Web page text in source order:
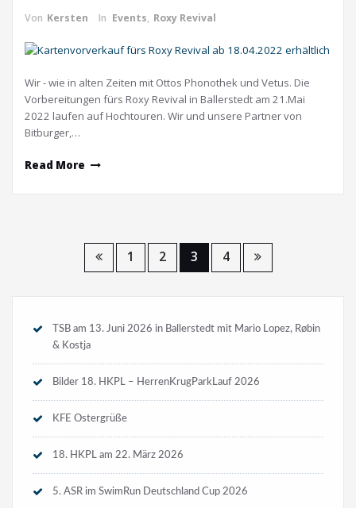
Von Kersten In Events, Roxy Revival
Wir - wie in alten Zeiten mit Ottos Phonothek und Vetus. Die
Vorbereitungen fürs Roxy Revival in Ballerstedt am 21.Mai
2022 laufen auf Hochtouren. Wir und unsere Partner von
Bitburger,…
Read More
1 2 3 4
TSB am 13. Juni 2026 in Ballerstedt mit Mario Lopez, Røbin
& Kostja
Bilder 18. HKPL – HerrenKrugParkLauf 2026
KFE Ostergrüße
18. HKPL am 22. März 2026
5. ASR im SwimRun Deutschland Cup 2026